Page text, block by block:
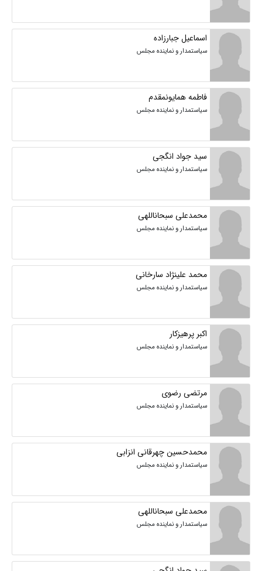
اسماعیل جبارزاده
سیاستمدار و نماینده مجلس
فاطمه همایونمقدم
سیاستمدار و نماینده مجلس
سید جواد انگجی
سیاستمدار و نماینده مجلس
محمدعلی سبحاناللهی
سیاستمدار و نماینده مجلس
محمد علینژاد سارخانی
سیاستمدار و نماینده مجلس
اکبر پرهیزکار
سیاستمدار و نماینده مجلس
مرتضی رضوی
سیاستمدار و نماینده مجلس
محمدحسین چهرقانی انزابی
سیاستمدار و نماینده مجلس
محمدعلی سبحاناللهی
سیاستمدار و نماینده مجلس